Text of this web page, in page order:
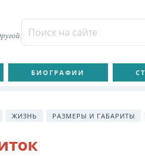
БИОГРАФИИ
ЖИЗНЬ РАЗМЕРЫ И ГАБАРИТЫ